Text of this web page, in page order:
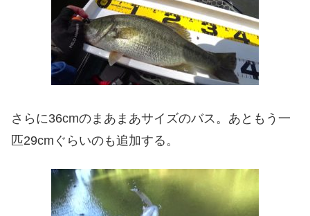
さらに36cmのまあまあサイズのバス。あともう一
匹29cmぐらいのも追加する。